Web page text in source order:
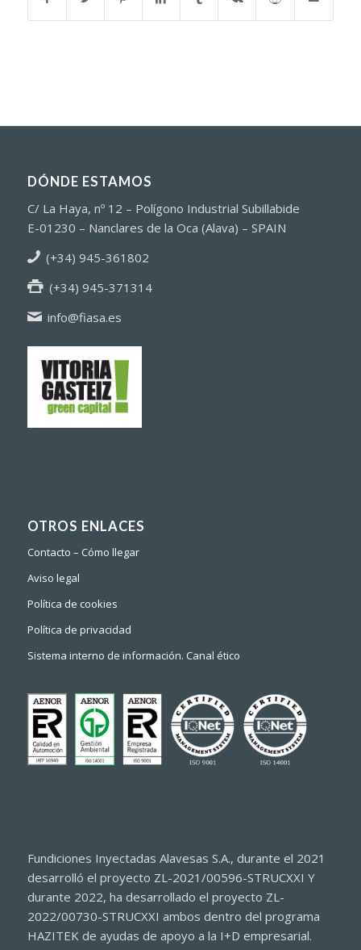
DÓNDE ESTAMOS
C/ La Haya, nº 12 – Polígono Industrial Subillabide
E-01230 – Nanclares de la Oca (Alava) – SPAIN
(+34) 945-361802
(+34) 945-371314
info@fiasa.es
OTROS ENLACES
Contacto – Cómo llegar
Aviso legal
Política de cookies
Política de privacidad
Sistema interno de información. Canal ético
Fundiciones Inyectadas Alavesas S.A., durante el 2021
desarrolló el proyecto ZL-2021/00596-STRUCXXI Y
durante 2022, ha desarrollado el proyecto ZL-
2022/00730-STRUCXXI ambos dentro del programa
HAZITEK de ayudas de apoyo a la I+D empresarial.